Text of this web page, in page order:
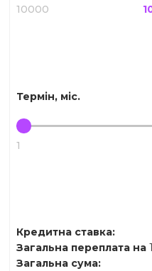
10000
Термін, міс.
1
Кредитна ставка:
Загальна переплата на1
Загальна сума: